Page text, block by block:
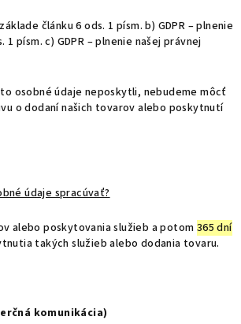
článku 6 ods. 1 písm. b) GDPR – plnenie
1 písm. c) GDPR – plnenie našej právnej
osobné údaje neposkytli, nebudeme môcť
o dodaní našich tovarov alebo poskytnutí
údaje spracúvať?
alebo poskytovania služieb a potom 365 dní
takých služieb alebo dodania tovaru.
komunikácia)